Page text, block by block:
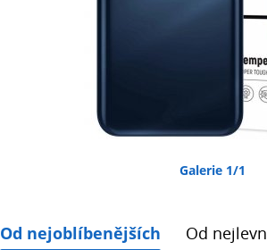
Galerie 1/1
Od nejoblíbenějších Od